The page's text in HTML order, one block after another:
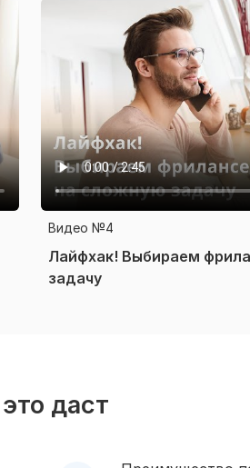
Видео №4
Лайфхак! Выбираем
задачу
даст